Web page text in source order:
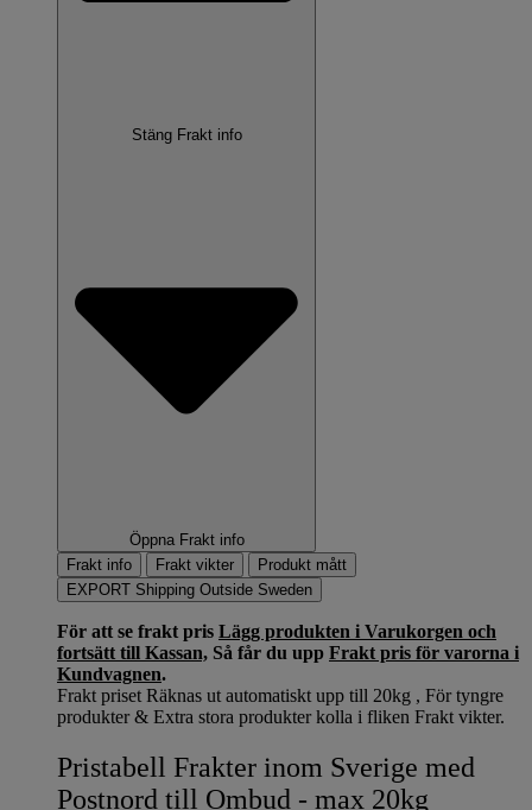
Stäng Frakt info
Öppna Frakt info
Frakt info
Frakt vikter
Produkt mått
EXPORT Shipping Outside Sweden
För att se frakt pris Lägg produkten i Varukorgen och
fortsätt till Kassan, Så får du upp Frakt pris för varorna i
Kundvagnen.
Frakt priset Räknas ut automatiskt upp till 20kg , För tyngre
produkter & Extra stora produkter kolla i fliken Frakt vikter.
Pristabell Frakter inom Sverige med
Postnord till Ombud - max 20kg